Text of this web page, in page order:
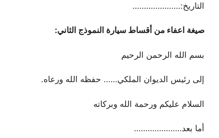
التاريخ:…………………
صيغة اعفاء من أقساط سيارة النموذج الثاني:
بسم الله الرحمن الرحيم
إلى رئيس الديوان الملكي…… حفظه الله ورعاه.
السلام عليكم ورحمة الله وبركاته
أما بعد…………………